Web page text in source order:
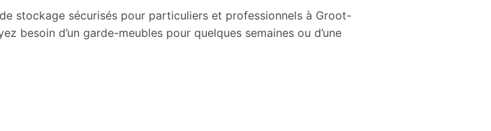
stockage sécurisés pour particuliers et professionnels à Groot-
besoin d’un garde-meubles pour quelques semaines ou d’une